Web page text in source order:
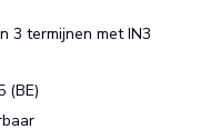
3 termijnen met IN3
(BE)